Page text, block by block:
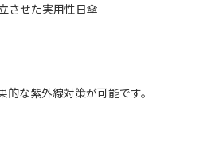
させた実用性日傘
な紫外線対策が可能です。